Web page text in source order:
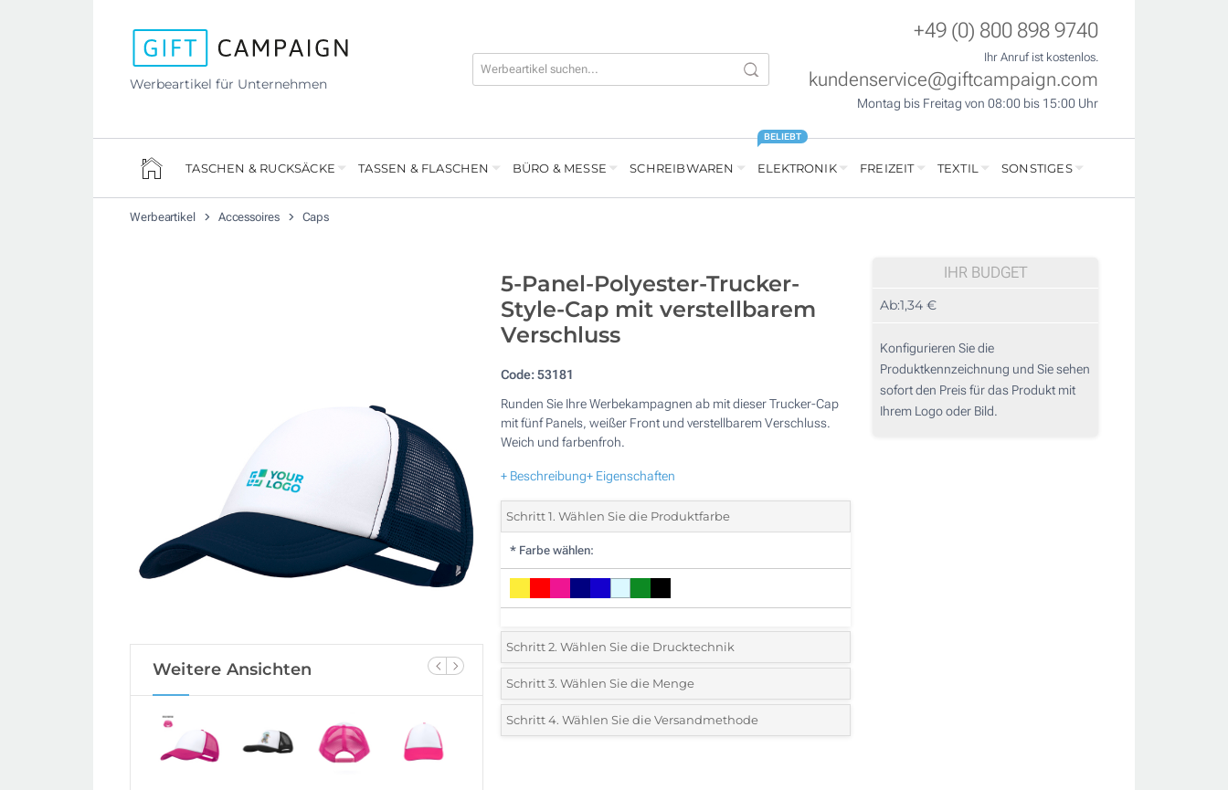
Werbeartikel für Unternehmen
+49 (0) 800 898 9740
Ihr Anruf ist kostenlos.
kundenservice@giftcampaign.com
Montag bis Freitag von 08:00 bis 15:00 Uhr
TASCHEN & RUCKSÄCKE TASSEN & FLASCHEN BÜRO & MESSE SCHREIBWAREN ELEKTRONIK
BELIEBT
FREIZEIT TEXTIL SONSTIGES
Werbeartikel Accessoires Caps
Weitere Ansichten
5-Panel-Polyester-Trucker-
Style-Cap mit verstellbarem
Verschluss
Code:53181
Runden Sie Ihre Werbekampagnen ab mit dieser Trucker-Cap
mit fünf Panels, weißer Front und verstellbarem Verschluss.
Weich und farbenfroh.
+ Beschreibung+ Eigenschaften
Schritt 1. Wählen Sie die Produktfarbe
* Farbe wählen:
Schritt 2. Wählen Sie die Drucktechnik
*Wählen Sie die Druck- und Farbtechniken für Ihr Logo:
1 Farbig (Auf einer Seite)
Schritt 3. Wählen Sie die Menge
*Bitte wählen Sie Ihre gewünschte Menge
Schritt 4. Wählen Sie die Versandmethode
IHR BUDGET
Ab:1,34 €
Konfigurieren Sie die
Produktkennzeichnung und Sie sehen
sofort den Preis für das Produkt mit
Ihrem Logo oder Bild.